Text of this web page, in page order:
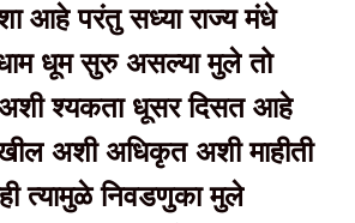
आहे परंतु सध्या राज्य मंधे
धूम सुरु असल्या मुले तो
श्यकता धूसर दिसत आहे
अशी अधिकृत अशी माहीती
त्यामुळे निवडणुका मुले